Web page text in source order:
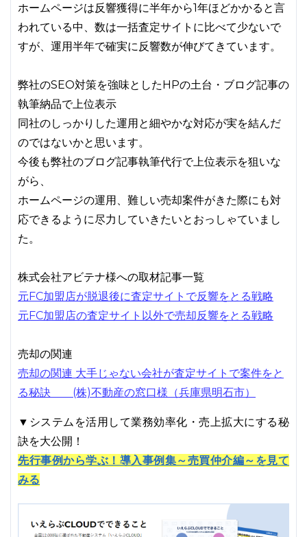
ホームページは反響獲得に半年から1年ほどかかると言
われている中、数は一括査定サイトに比べて少ないで
すが、運用半年で確実に反響数が伸びてきています。
弊社のSEO対策を強味としたHPの土台・ブログ記事の
執筆納品で上位表示
同社のしっかりした運用と細やかな対応が実を結んだ
のではないかと思います。
今後も弊社のブログ記事執筆代行で上位表示を狙いな
がら、
ホームページの運用、難しい売却案件がきた際にも対
応できるように尽力していきたいとおっしゃていまし
た。
株式会社アビテナ様への取材記事一覧
元FC加盟店が脱退後に査定サイトで反響をとる戦略
元FC加盟店の査定サイト以外で売却反響をとる戦略
売却の関連
売却の関連 大手じゃない会社が査定サイトで案件をと
る秘訣 (株)不動産の窓口様（兵庫県明石市）
▼システムを活用して業務効率化・売上拡大にする秘
訣を大公開！
先行事例から学ぶ！導入事例集～売買仲介編～を見て
みる